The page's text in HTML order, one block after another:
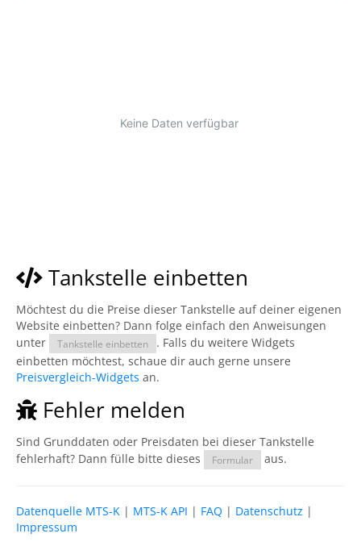
Tankstelle einbetten
Möchtest du die Preise dieser Tankstelle auf deiner eigenen
Website einbetten? Dann folge einfach den Anweisungen
unter
Tankstelle einbetten
. Falls du weitere Widgets
einbetten möchtest, schaue dir auch gerne unsere
Preisvergleich-Widgets an.
Fehler melden
Sind Grunddaten oder Preisdaten bei dieser Tankstelle
fehlerhaft? Dann fülle bitte dieses
Formular aus.
Datenquelle MTS-K | MTS-K API | FAQ | Datenschutz |
Impressum